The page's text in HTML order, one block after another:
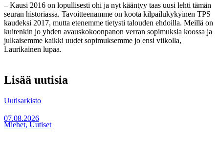
– Kausi 2016 on lopullisesti ohi ja nyt kääntyy taas uusi lehti tämän
seuran historiassa. Tavoitteenamme on koota kilpailukykyinen TPS
kaudeksi 2017, mutta etenemme tietysti talouden ehdoilla. Meillä on
kuitenkin jo yhden avauskokoonpanon verran sopimuksia koossa ja
julkaisemme kaikki uudet sopimuksemme jo ensi viikolla,
Laurikainen lupaa.
Lisää uutisia
Uutisarkisto
07.08.2026
Miehet, Uutiset